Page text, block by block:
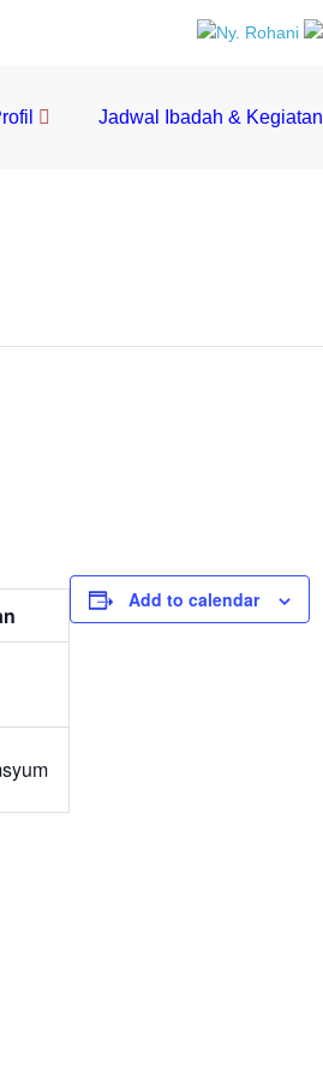
Jadwal Ibadah & Kegiatan
Add to calendar